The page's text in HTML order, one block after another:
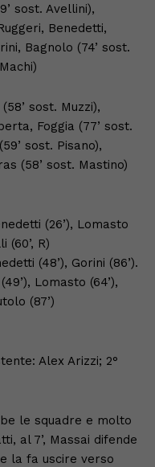
sost. Avellini),
Benedetti,
Bagnolo (74’ sost.
sost. Muzzi),
Foggia (77’ sost.
sost. Pisano),
(58’ sost. Mastino)
(26’), Lomasto
(60’, R)
(48’), Gorini (86’).
Lomasto (64’),
(87’)
Alex Arizzi; 2°
le squadre e molto
al 7’, Massai difende
la fa uscire verso